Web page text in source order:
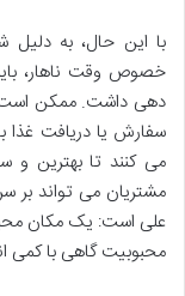
با این حال، به
خصوص وقت ناهار،
دهی داشت. ممکن است
سفارش یا دریافت غذا
می کنند تا بهترین و
مشتریان می تواند بر
علی است: یک مکان
محبوبیت گاهی با کمی